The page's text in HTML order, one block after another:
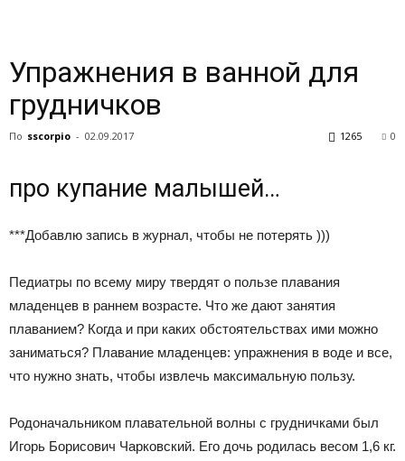
Упражнения в ванной для
грудничков
По sscorpio - 02.09.2017 0
1265
про купание малышей…
***Добавлю запись в журнал, чтобы не потерять )))
Педиатры по всему миру твердят о пользе плавания
младенцев в раннем возрасте. Что же дают занятия
плаванием? Когда и при каких обстоятельствах ими можно
заниматься? Плавание младенцев: упражнения в воде и все,
что нужно знать, чтобы извлечь максимальную пользу.
Родоначальником плавательной волны с грудничками был
Игорь Борисович Чарковский. Его дочь родилась весом 1,6 кг.